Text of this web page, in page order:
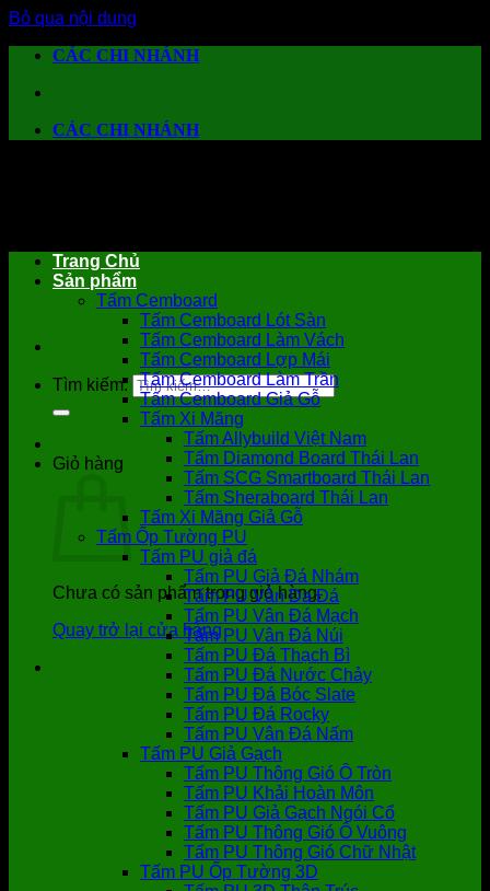
Bỏ qua nội dung
CÁC CHI NHÁNH
CÁC CHI NHÁNH
Tìm kiếm:
Giỏ hàng
Chưa có sản phẩm trong giỏ hàng.
Quay trở lại cửa hàng
Trang Chủ
Sản phẩm
Tấm Cemboard
Tấm Cemboard Lót Sàn
Tấm Cemboard Làm Vách
Tấm Cemboard Lợp Mái
Tấm Cemboard Làm Trần
Tấm Cemboard Giả Gỗ
Tấm Xi Măng
Tấm Allybuild Việt Nam
Tấm Diamond Board Thái Lan
Tấm SCG Smartboard Thái Lan
Tấm Sheraboard Thái Lan
Tấm Xi Măng Giả Gỗ
Tấm Ốp Tường PU
Tấm PU giả đá
Tấm PU Giả Đá Nhám
Tấm PU Vân Da Đá
Tấm PU Vân Đá Mạch
Tấm PU Vân Đá Núi
Tấm PU Đá Thạch Bì
Tấm PU Đá Nước Chảy
Tấm PU Đá Bóc Slate
Tấm PU Đá Rocky
Tấm PU Vân Đá Nấm
Tấm PU Giả Gạch
Tấm PU Thông Gió Ô Tròn
Tấm PU Khải Hoàn Môn
Tấm PU Giả Gạch Ngói Cổ
Tấm PU Thông Gió Ô Vuông
Tấm PU Thông Gió Chữ Nhật
Tấm PU Ốp Tường 3D